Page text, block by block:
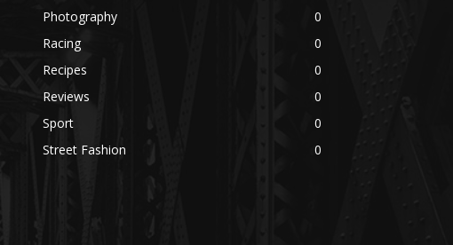
Photography
0
Racing
0
Recipes
0
Reviews
0
Sport
0
Street Fashion
0